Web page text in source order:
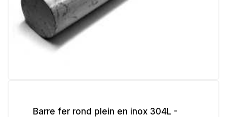
Barre fer rond plein en inox 304L -